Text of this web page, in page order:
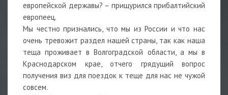
европейской державы? – прищурился прибалтийский
европеец.
Мы честно признались, что мы из России и что нас
очень тревожит раздел нашей страны, так как наша
теща проживает в Волгоградской области, а мы в
Краснодарском крае, отчего грядущий вопрос
получения виз для поездок к теще для нас не чужой
совсем.